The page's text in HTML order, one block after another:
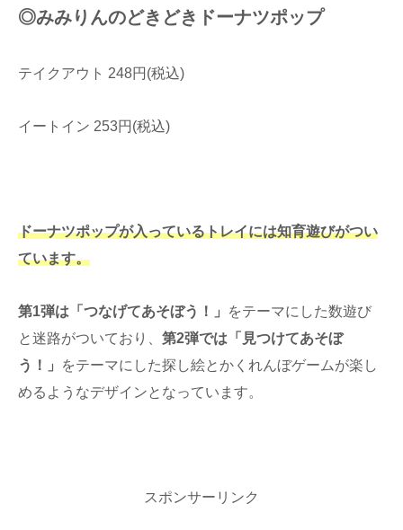
◎みみりんのどきどきドーナツポップ
テイクアウト 248円(税込)
イートイン 253円(税込)
ドーナツポップが入っているトレイには知育遊びがつい
ています。
第1弾は「つなげてあそぼう！」
をテーマにした数遊び
と迷路がついており、 第2弾では「見つけてあそぼ
う！」
をテーマにした探し絵とかくれんぼゲームが楽し
めるようなデザインとなっています。
スポンサーリンク